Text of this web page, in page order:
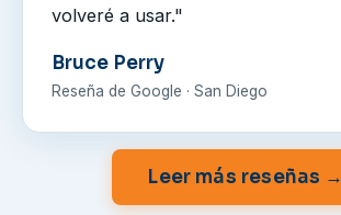
volveré a usar."
Bruce Perry
Reseña de Google · San Diego
Leer más reseñas →